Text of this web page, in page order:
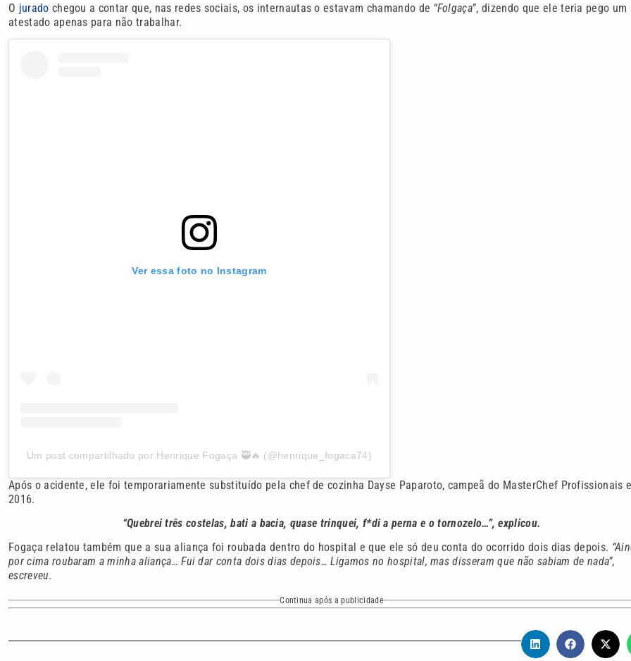
O jurado chegou a contar que, nas redes sociais, os internautas o estavam chamando de “Folgaça”, dizendo que ele teria pego um
atestado apenas para não trabalhar.
Ver essa foto no Instagram
Um post compartilhado por Henrique Fogaça 🥷🔥 (@henrique_fogaca74)
Após o acidente, ele foi temporariamente substituído pela chef de cozinha Dayse Paparoto, campeã do MasterChef Profissionais
2016.
“Quebrei três costelas, bati a bacia, quase trinquei, f*di a perna e o tornozelo…”, explicou.
Fogaça relatou também que a sua aliança foi roubada dentro do hospital e que ele só deu conta do ocorrido dois dias depois.
por cima roubaram a minha aliança… Fui dar conta dois dias depois… Ligamos no hospital, mas disseram que não sabiam de nada”,
escreveu.
Continua após a publicidade